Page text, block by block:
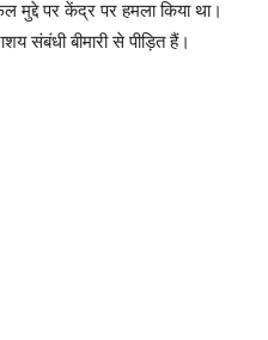
मुद्दे पर केंद्र पर हमला किया था।
संबंधी बीमारी से पीड़ित हैं।